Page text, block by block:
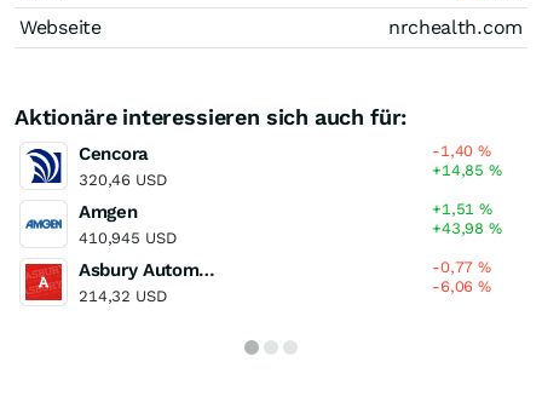
Webseite
nrchealth.com
Aktionäre interessieren sich auch für:
Cencora
320,46 USD
-1,40%
+14,85%
Amgen
410,945 USD
+1,51%
+43,98%
Asbury Automotive Group
214,32 USD
-0,77%
-6,06%